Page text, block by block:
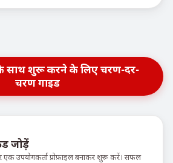
साथ शुरू करने के लिए चरण-दर-
चरण गाइड
जोड़ें
एक उपयोगकर्ता प्रोफ़ाइल बनाकर शुरू करें। सफल